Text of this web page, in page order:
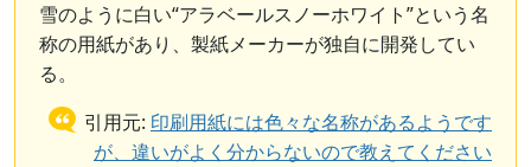
雪のように白い“アラベールスノーホワイト”という名
称の用紙があり、製紙メーカーが独自に開発してい
る。
引用元: 印刷用紙には色々な名称があるようです
が、違いがよく分からないので教えてください